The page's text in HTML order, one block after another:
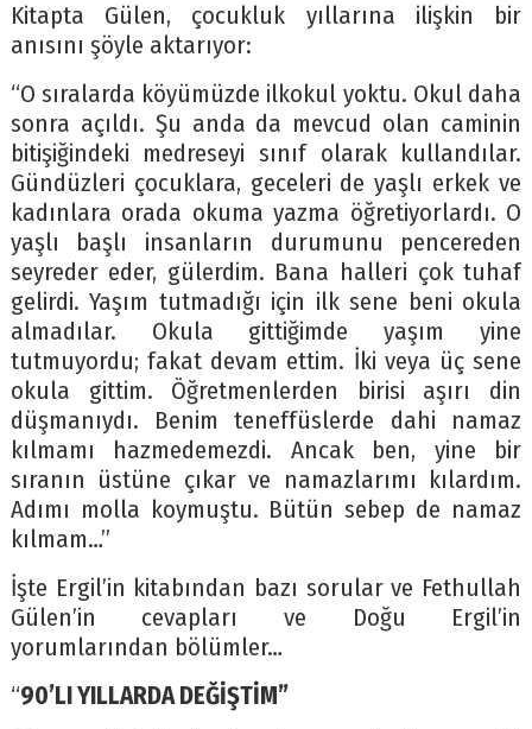
Kitapta Gülen, çocukluk yıllarına ilişkin bir
anısını şöyle aktarıyor:
“O sıralarda köyümüzde ilkokul yoktu. Okul daha
sonra açıldı. Şu anda da mevcud olan caminin
bitişiğindeki medreseyi sınıf olarak kullandılar.
Gündüzleri çocuklara, geceleri de yaşlı erkek ve
kadınlara orada okuma yazma öğretiyorlardı. O
yaşlı başlı insanların durumunu pencereden
seyreder eder, gülerdim. Bana halleri çok tuhaf
gelirdi. Yaşım tutmadığı için ilk sene beni okula
almadılar. Okula gittiğimde yaşım yine
tutmuyordu; fakat devam ettim. İki veya üç sene
okula gittim. Öğretmenlerden birisi aşırı din
düşmanıydı. Benim teneffüslerde dahi namaz
kılmamı hazmedemezdi. Ancak ben, yine bir
sıranın üstüne çıkar ve namazlarımı kılardım.
Adımı molla koymuştu. Bütün sebep de namaz
kılmam…”
İşte Ergil’in kitabından bazı sorular ve Fethullah
Gülen’in cevapları ve Doğu Ergil’in
yorumlarından bölümler…
“90’LI YILLARDA DEĞİŞTİM”